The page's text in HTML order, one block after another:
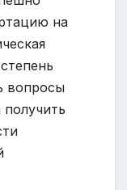
на
вопросы